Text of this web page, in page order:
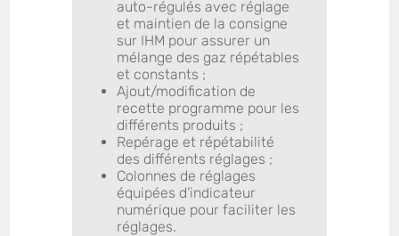
auto-régulés avec réglage
et maintien de la consigne
sur IHM pour assurer un
mélange des gaz répétables
et constants ;
Ajout/modification de
recette programme pour les
différents produits ;
Repérage et répétabilité
des différents réglages ;
Colonnes de réglages
équipées d’indicateur
numérique pour faciliter les
réglages.